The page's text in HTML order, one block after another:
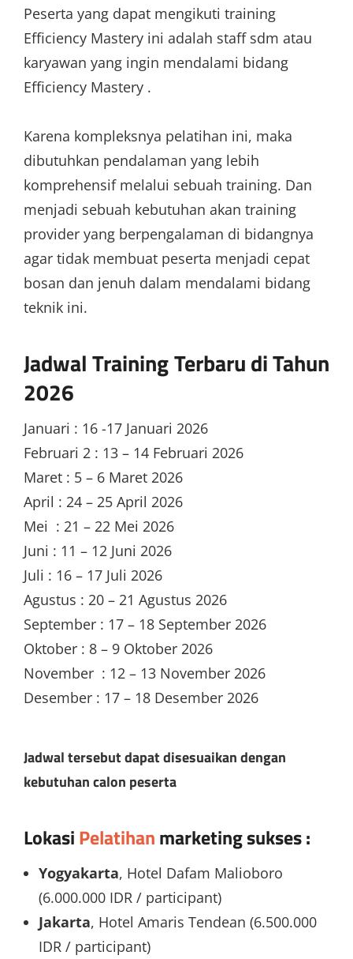
Peserta yang dapat mengikuti training
Efficiency Mastery ini adalah staff sdm atau
karyawan yang ingin mendalami bidang
Efficiency Mastery .
Karena kompleksnya pelatihan ini, maka
dibutuhkan pendalaman yang lebih
komprehensif melalui sebuah training. Dan
menjadi sebuah kebutuhan akan training
provider yang berpengalaman di bidangnya
agar tidak membuat peserta menjadi cepat
bosan dan jenuh dalam mendalami bidang
teknik ini.
Jadwal Training Terbaru di Tahun
2026
Januari : 16 -17 Januari 2026
Februari 2 : 13 – 14 Februari 2026
Maret : 5 – 6 Maret 2026
April : 24 – 25 April 2026
Mei : 21 – 22 Mei 2026
Juni : 11 – 12 Juni 2026
Juli : 16 – 17 Juli 2026
Agustus : 20 – 21 Agustus 2026
September : 17 – 18 September 2026
Oktober : 8 – 9 Oktober 2026
November : 12 – 13 November 2026
Desember : 17 – 18 Desember 2026
Jadwal tersebut dapat disesuaikan dengan
kebutuhan calon peserta
LokasiPelatihanmarketing sukses:
Yogyakarta, Hotel Dafam Malioboro
(6.000.000 IDR / participant)
Jakarta, Hotel Amaris Tendean (6.500.000
IDR / participant)